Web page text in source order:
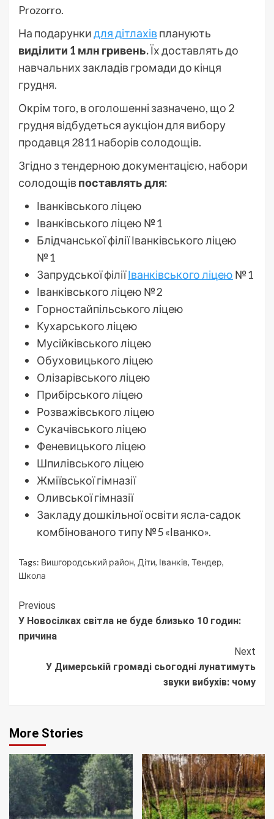
Prozorro.
На подарункидля дітлахівпланують
виділити 1 млн гривень.Їх доставлять до
навчальних закладів громади до кінця
грудня.
Окрім того, в оголошенні зазначено, що 2
грудня відбудеться аукціон для вибору
продавця 2811 наборів солодощів.
Згідно з тендерною документацією, набори
солодощівпоставлять для:
Іванківського ліцею
Іванківського ліцею №1
Блідчанської філії Іванківського ліцею
№1
Запрудської філіїІванківського ліцею №1
Іванківського ліцею №2
Горностайпільського ліцею
Кухарського ліцею
Мусійківського ліцею
Обуховицького ліцею
Олізарівського ліцею
Прибірського ліцею
Розважівського ліцею
Сукачівського ліцею
Феневицького ліцею
Шпилівського ліцею
Жміївської гімназії
Оливської гімназії
Закладу дошкільної освіти ясла-садок
комбінованого типу №5 «Іванко».
Tags: Вишгородський район, Діти, Іванків, Тендер,
Школа
Continue
Reading
Previous
У Новосілках світла не буде близько 10 годин:
причина
Next
У Димерській громаді сьогодні лунатимуть
звуки вибухів: чому
More Stories